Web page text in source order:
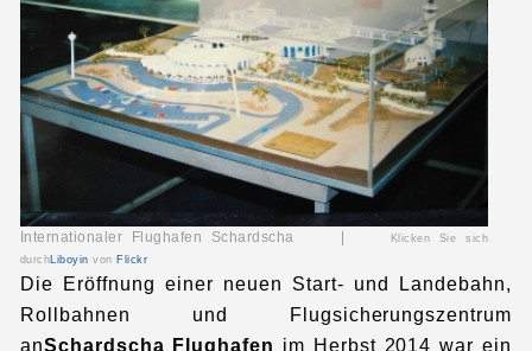
Internationaler Flughafen Schardscha |
Klicken Sie sich
durch Liboyin von Flickr
Die Eröffnung einer neuen Start- und Landebahn,
Rollbahnen und Flugsicherungszentrum
anSchardscha Flughafen im Herbst 2014 war ein